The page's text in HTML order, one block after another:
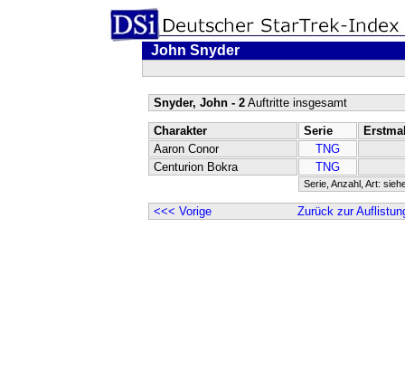
John Snyder
Snyder, John - 2Auftritte insgesamt
Charakter Serie
Aaron Conor
TNG
Centurion Bokra
TNG
Serie, Anzahl, Art:
<<< Vorige Zurück zur